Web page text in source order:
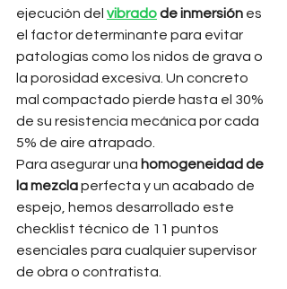
ejecución del vibrado de inmersión es
el factor determinante para evitar
patologías como los nidos de grava o
la porosidad excesiva. Un concreto
mal compactado pierde hasta el 30%
de su resistencia mecánica por cada
5% de aire atrapado.
Para asegurar una homogeneidad de
la mezcla perfecta y un acabado de
espejo, hemos desarrollado este
checklist técnico de 11 puntos
esenciales para cualquier supervisor
de obra o contratista.